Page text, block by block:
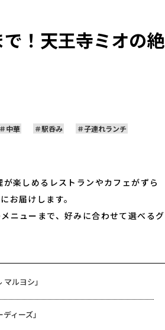
！天王寺ミオの絶
中華 駅呑み 子連れランチ
楽しめるレストランやカフェがずら
お届けします。
ニューまで、好みに合わせて選べるグ
ルヨシ」
ィーズ」